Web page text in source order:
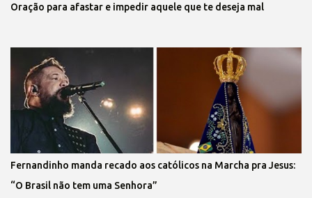
Oração para afastar e impedir aquele que te deseja mal
Fernandinho manda recado aos católicos na Marcha pra Jesus:
“O Brasil não tem uma Senhora”